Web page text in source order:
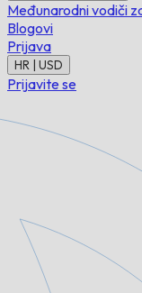
Međunarodni vodiči
Blogovi
Prijava
HR | USD
Prijavite se